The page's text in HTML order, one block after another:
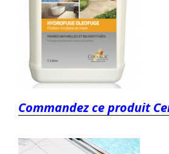
Commandez ce produit